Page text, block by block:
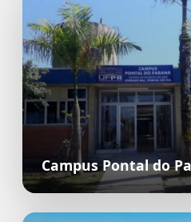
Campus Pontal do